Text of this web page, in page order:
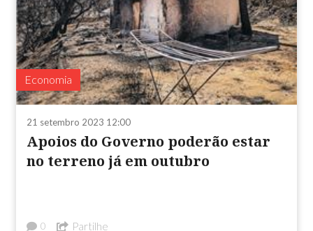
Economia
21 setembro 2023 12:00
Apoios do Governo poderão estar
no terreno já em outubro
0 Partilhe